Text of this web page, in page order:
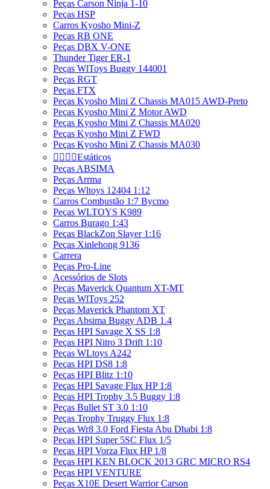
Peças Carson Ninja 1-10
Peças HSP
Carros Kyosho Mini-Z
Peças RB ONE
Peças DBX V-ONE
Thunder Tiger ER-1
Peças WlToys Buggy 144001
Peças RGT
Peças FTX
Peças Kyosho Mini Z Chassis MA015 AWD-Preto
Peças Kyosho Mini Z Motor AWD
Peças Kyosho Mini Z Chassis MA020
Peças Kyosho Mini Z FWD
Peças Kyosho Mini Z Chassis MA030
   Estáticos
Peças ABSIMA
Peças Arrma
Peças Wltoys 12404 1:12
Carros Combustão 1:7 Bycmo
Peças WLTOYS K989
Carros Burago 1:43
Peças BlackZon Slayer 1:16
Peças Xinlehong 9136
Carrera
Peças Pro-Line
Acessórios de Slots
Peças Maverick Quantum XT-MT
Peças WlToys 252
Peças Maverick Phantom XT
Peças Absima Buggy ADB 1.4
Peças HPI Savage X SS 1:8
Peças HPI Nitro 3 Drift 1:10
Peças WLtoys A242
Peças HPI DS8 1:8
Peças HPI Blitz 1:10
Peças HPI Savage Flux HP 1:8
Peças HPI Trophy 3.5 Buggy 1:8
Peças Bullet ST 3.0 1:10
Peças Trophy Truggy Flux 1:8
Peças Wr8 3.0 Ford Fiesta Abu Dhabi 1:8
Peças HPI Super 5SC Flux 1/5
Peças HPI Vorza Flux HP 1/8
Peças HPI KEN BLOCK 2013 GRC MICRO RS4
Peças HPI VENTURE
Peças X10E Desert Warrior Carson